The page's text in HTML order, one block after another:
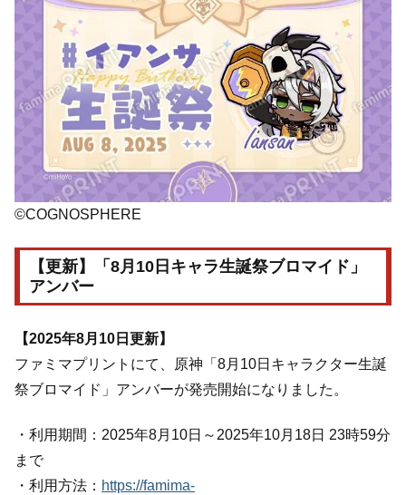
©COGNOSPHERE
【更新】「8月10日キャラ生誕祭ブロマイド」
アンバー
【2025年8月10日更新】
ファミマプリントにて、原神「8月10日キャラクター生誕
祭ブロマイド」アンバーが発売開始になりました。
・利用期間：2025年8月10日～2025年10月18日 23時59分
まで
・利用方法： https://famima-